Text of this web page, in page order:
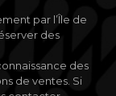
par l’Île de
des
des
de ventes. Si